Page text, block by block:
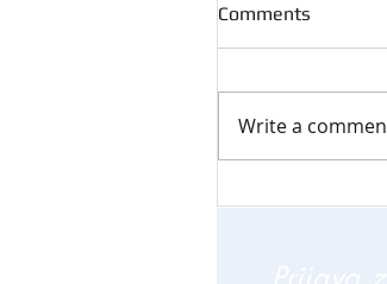
Comments
Write a